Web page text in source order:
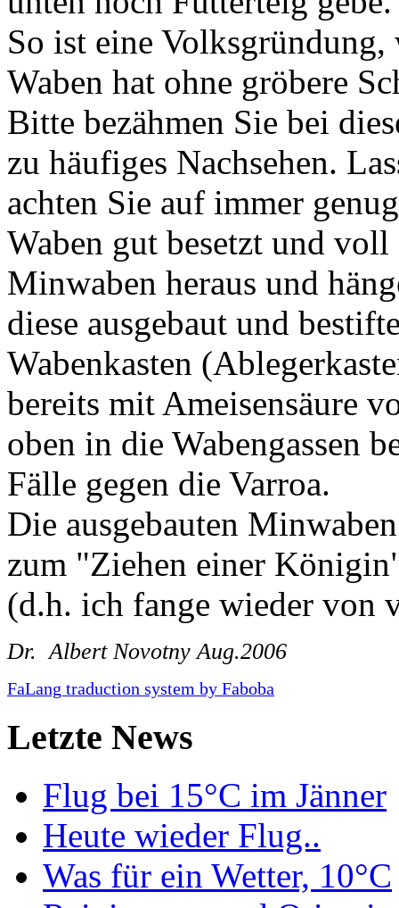
So ist eine
Waben hat ohne gröbere
Bitte bezähmen Sie bei
zu häufiges Nachsehen.
achten Sie auf immer
Waben gut besetzt und
Minwaben heraus und
diese ausgebaut und
Wabenkasten
bereits mit Ameisensäure
oben in die Wabengassen
Fälle gegen die Varroa.
Die ausgebauten
zum "Ziehen einer
(d.h. ich fange wieder von
Dr. Albert Novotny Aug.2006
FaLang traduction system by Faboba
Letzte News
Flug bei 15°C im Jänner
Heute wieder Flug..
Was für ein Wetter, 10°C